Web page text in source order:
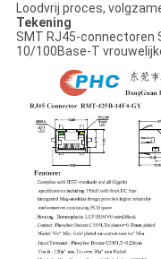
Loodvrij proces,
Tekening
SMT RJ45-connectoren
10/100Base-T